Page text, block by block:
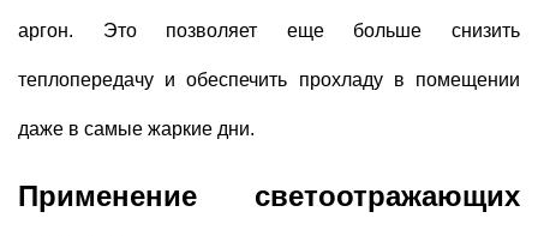
аргон. Это позволяет еще больше снизить
теплопередачу и обеспечить прохладу в помещении
даже в самые жаркие дни.
Применение светоотражающих